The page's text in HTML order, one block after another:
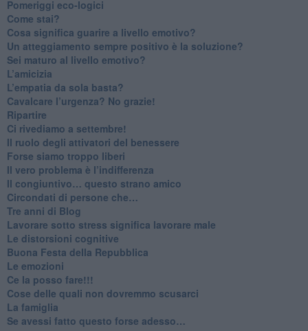
​Pomeriggi eco-logici
​Come stai?
Cosa significa guarire a livello emotivo?
​Un atteggiamento sempre positivo è la soluzione?
​Sei maturo al livello emotivo?
​L’amicizia
​L’empatia da sola basta?
​Cavalcare l’urgenza? No grazie!
Ripartire
​Ci rivediamo a settembre!
​Il ruolo degli attivatori del benessere
​Forse siamo troppo liberi
​Il vero problema è l’indifferenza
​Il congiuntivo… questo strano amico
​Circondati di persone che…
​Tre anni di Blog
​Lavorare sotto stress significa lavorare male
​Le distorsioni cognitive
​Buona Festa della Repubblica
Le emozioni
​Ce la posso fare!!!
​Cose delle quali non dovremmo scusarci
​La famiglia
​Se avessi fatto questo forse adesso…